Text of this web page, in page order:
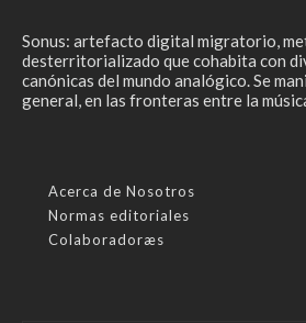
Sonus: artefacto digital migratorio,
desterritorializado que cohabita con
canónicas del mundo analógico. Se
general, en las fronteras entre la
Acerca de Nosotros
Normas editoriales
Colaboradoræs